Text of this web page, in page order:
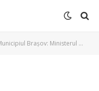
Brașov: Ministerul Dezvoltării va finanța extinderea străzii 13 Decembrie, tronsonul str. Orizontului – str. Vasile Goldiș și modernizarea străzii Vasile Goldiș